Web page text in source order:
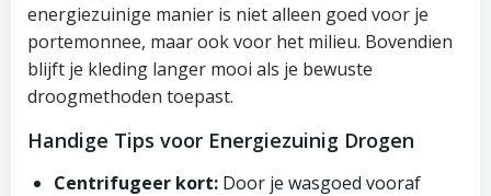
energiezuinige manier is niet alleen goed voor je
portemonnee, maar ook voor het milieu. Bovendien
blijft je kleding langer mooi als je bewuste
droogmethoden toepast.
Handige Tips voor Energiezuinig Drogen
Centrifugeer kort: Door je wasgoed vooraf